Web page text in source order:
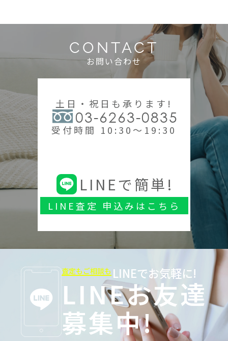
CONTACT
お問い合わせ
土日・祝日も承ります!
03-6263-0835
受付時間 10:30～19:30
LINEで簡単!
LINE査定 申込みはこちら
査定もご相談も LINEでお気軽に!
LINEお友達
募集中!